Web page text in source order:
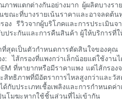
าพแตกต่างกันอย่างมาก ผู้ผลิตบางร
ณะที่บางรายเน้นราคาและอาจลดต้
ง รีวิวจากผู้บริโภคและการประเมิน
ระกันและการคืนสินค้า ผู้ให้บริการที่
สุดเป็นตัวกำหนดการตัดสินใจของคุณ
ไส้กรองที่แพงกว่าเล็กน้อยแต่ใช้งาน
ที่หายากหรือมีราคาแพง แต่ไส้กร
สิทธิภาพที่มีอัตราการไหลสูงกว่าแล
กับประเภทเชื้อเพลิงและการกำหนด
นโมฆะหากใช้ชิ้นส่วนที่ไม่เข้ากัน